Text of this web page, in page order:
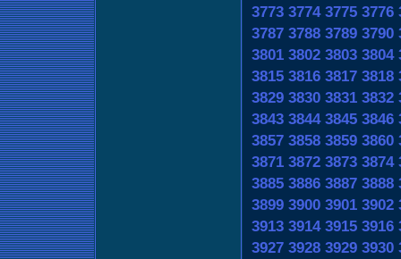
3773 3774 3775 3776
3787 3788 3789 3790
3801 3802 3803 3804
3815 3816 3817 3818
3829 3830 3831 3832
3843 3844 3845 3846
3857 3858 3859 3860
3871 3872 3873 3874
3885 3886 3887 3888
3899 3900 3901 3902
3913 3914 3915 3916
3927 3928 3929 3930